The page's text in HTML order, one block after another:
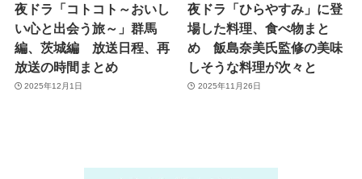
夜ドラ「コトコト～おいし
い心と出会う旅～」群馬
編、茨城編 放送日程、再
放送の時間まとめ
2025年12月1日
夜ドラ「ひらやすみ」に登
場した料理、食べ物まと
め 飯島奈美氏監修の美味
しそうな料理が次々と
2025年11月26日